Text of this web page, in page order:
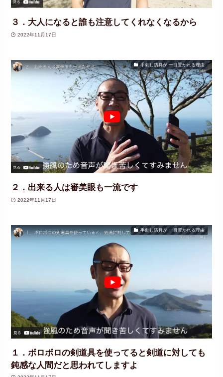
３．大人になると誰も注意してくれなくなるから
2022年11月17日
手刺し防具が 一目置かれる理由
２．出来る人は審美眼も一流です
2022年11月17日
手刺し防具が 一目置かれる理由
１．ボロボロの剣道具を使ってると剣道に対しても
鈍感な人間だと思われてしますよ